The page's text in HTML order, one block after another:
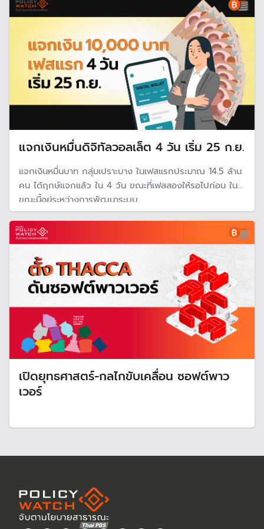
มากนัก
แจกเงินหมื่นดิจิทัลวอลเล็ต 4 วัน เริ่ม 25 ก.ย.
แจกเงินหมื่นบาท กลุ่มเปราะบาง ในเฟสแรกประมาณ 14.5 ล้าน
คน ได้ฤกษ์แจกแล้ว ใน 4 วัน ขณะที่เฟสสองให้รอไปก่อน ใน
ขณะนี้อยู่ระหว่างการพัฒนาระบบ
เปิดยุทธศาสตร์-กลไกขับเคลื่อน ซอฟต์พาว
เวอร์